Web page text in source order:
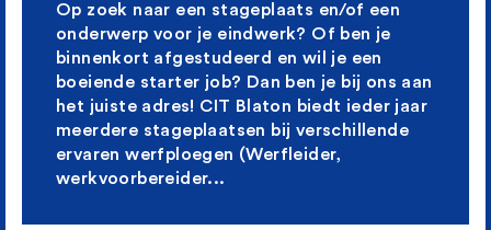
Op zoek naar een stageplaats en/of een
onderwerp voor je eindwerk? Of ben je
binnenkort afgestudeerd en wil je een
boeiende starter job? Dan ben je bij ons aan
het juiste adres! CIT Blaton biedt ieder jaar
meerdere stageplaatsen bij verschillende
ervaren werfploegen (Werfleider,
werkvoorbereider...